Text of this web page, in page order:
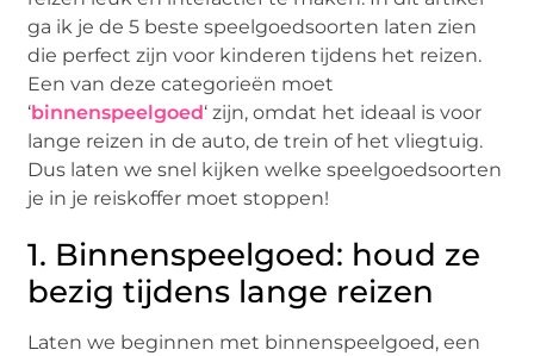
ga ik je de 5 beste speelgoedsoorten laten zien
die perfect zijn voor kinderen tijdens het reizen.
Een van deze categorieën moet
‘binnenspeelgoed‘ zijn, omdat het ideaal is voor
lange reizen in de auto, de trein of het vliegtuig.
Dus laten we snel kijken welke speelgoedsoorten
je in je reiskoffer moet stoppen!
1. Binnenspeelgoed: houd ze
bezig tijdens lange reizen
Laten we beginnen met binnenspeelgoed, een